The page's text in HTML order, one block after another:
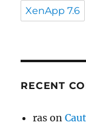
XenApp 7.6
RECENT
ras on